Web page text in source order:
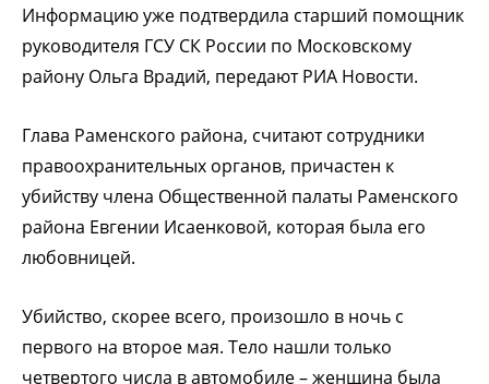
Информацию уже подтвердила старший помощник
руководителя ГСУ СК России по Московскому
району Ольга Врадий, передают РИА Новости.
Глава Раменского района, считают сотрудники
правоохранительных органов, причастен к
убийству члена Общественной палаты Раменского
района Евгении Исаенковой, которая была его
любовницей.
Убийство, скорее всего, произошло в ночь с
первого на второе мая. Тело нашли только
четвертого числа в автомобиле – женщина была